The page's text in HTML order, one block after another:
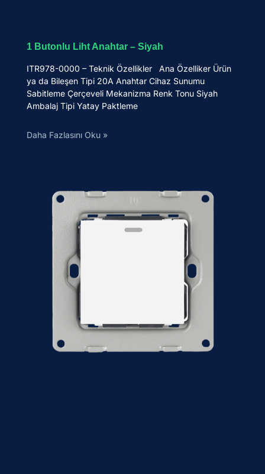
1 Butonlu Liht Anahtar – Siyah
ITR978-0000 – Teknik Özellikler Ana Özelliker Ürün
ya da Bileşen Tipi 20A Anahtar Cihaz Sunumu
Sabitleme Çerçeveli Mekanizma Renk Tonu Siyah
Ambalaj Tipi Yatay Paktleme
Daha Fazlasını Oku »